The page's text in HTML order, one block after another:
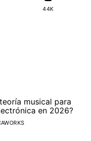
44K
musical para
en 2026?